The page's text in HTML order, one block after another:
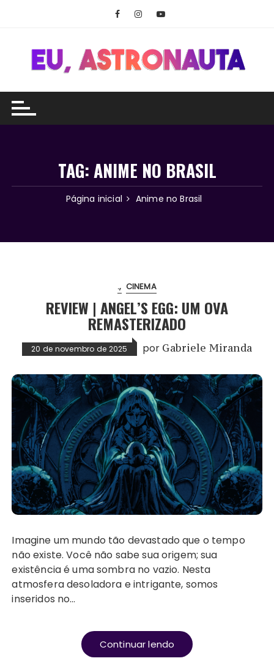
conteúdo
TAG:ANIME NO BRASIL
Página inicial Anime no Brasil
. CINEMA
REVIEW | ANGEL’S EGG: UM OVA
REMASTERIZADO
20 de novembro de 2025 por Gabriele Miranda
Imagine um mundo tão devastado que o tempo
não existe. Você não sabe sua origem; sua
existência é uma sombra no vazio. Nesta
atmosfera desoladora e intrigante, somos
inseridos no…
Continuar lendo